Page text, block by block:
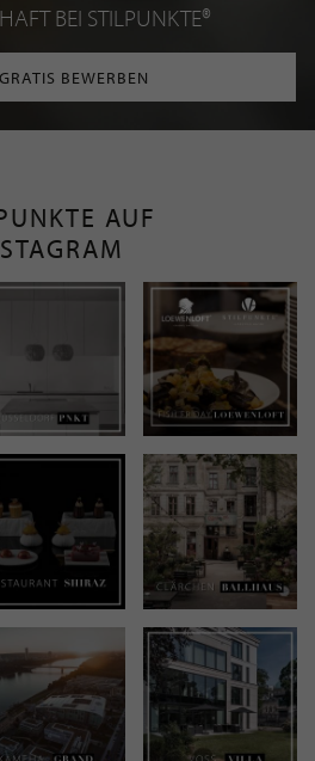
BEI STILPUNKTE®
BEWERBEN
AUF